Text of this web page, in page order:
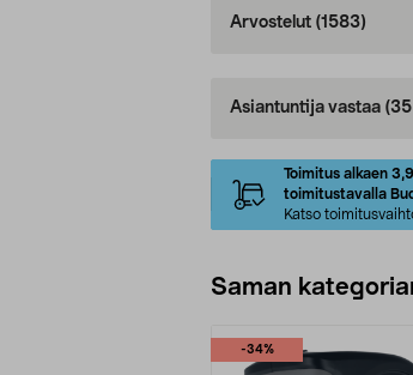
Arvostelut (1583)
Asiantuntija vastaa
Toimitus alkaen
toimitustavalla
Katso
Saman
-34%